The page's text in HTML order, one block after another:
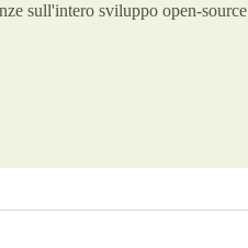
sull'intero sviluppo open-source